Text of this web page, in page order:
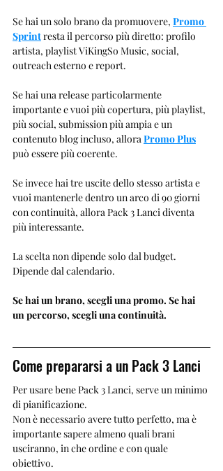
Se hai un solo brano da promuovere, Promo
Sprint resta il percorso più diretto: profilo
artista, playlist ViKingSo Music, social,
outreach esterno e report.
Se hai una release particolarmente
importante e vuoi più copertura, più playlist,
più social, submission più ampia e un
contenuto blog incluso, allora Promo Plus
può essere più coerente.
Se invece hai tre uscite dello stesso artista e
vuoi mantenerle dentro un arco di 90 giorni
con continuità, allora Pack 3 Lanci diventa
più interessante.
La scelta non dipende solo dal budget.
Dipende dal calendario.
Se hai un brano, scegli una promo. Se hai
un percorso, scegli una continuità.
Come prepararsi a un Pack 3 Lanci
Per usare bene Pack 3 Lanci, serve un minimo
di pianificazione.
Non è necessario avere tutto perfetto, ma è
importante sapere almeno quali brani
usciranno, in che ordine e con quale
obiettivo.